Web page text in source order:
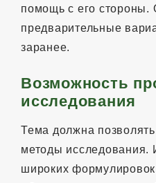
помощь с его стороны.
предварительные
заранее.
Возможность
исследования
Тема должна
методы исследования.
широких